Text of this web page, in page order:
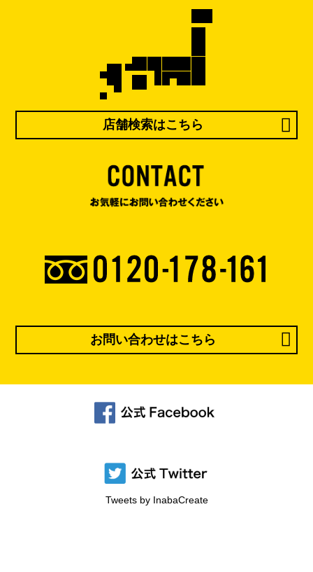
店舗検索はこちら
お問い合わせはこちら
Tweets by InabaCreate